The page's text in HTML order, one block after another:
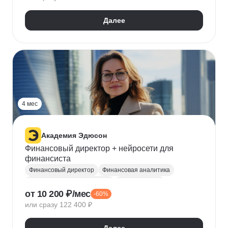
Стратегическое управление
Управление бизнес-процессами
Руководитель
Топ менеджмент
Далее
4 мес
Академия Эдюсон
Финансовый директор + нейросети для
финансиста
Финансовый директор
Финансовая аналитика
Математическая статистика
Управление рисками
Ведение переговоров
Управление проектами
от 10 200 ₽/мес -60%
или сразу 122 400 ₽